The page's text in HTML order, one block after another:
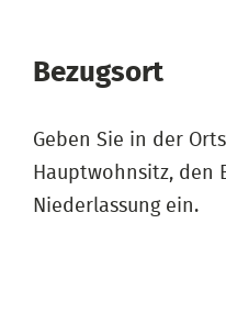
Bezugsort
Geben Sie in der
Hauptwohnsitz, den
Niederlassung ein.